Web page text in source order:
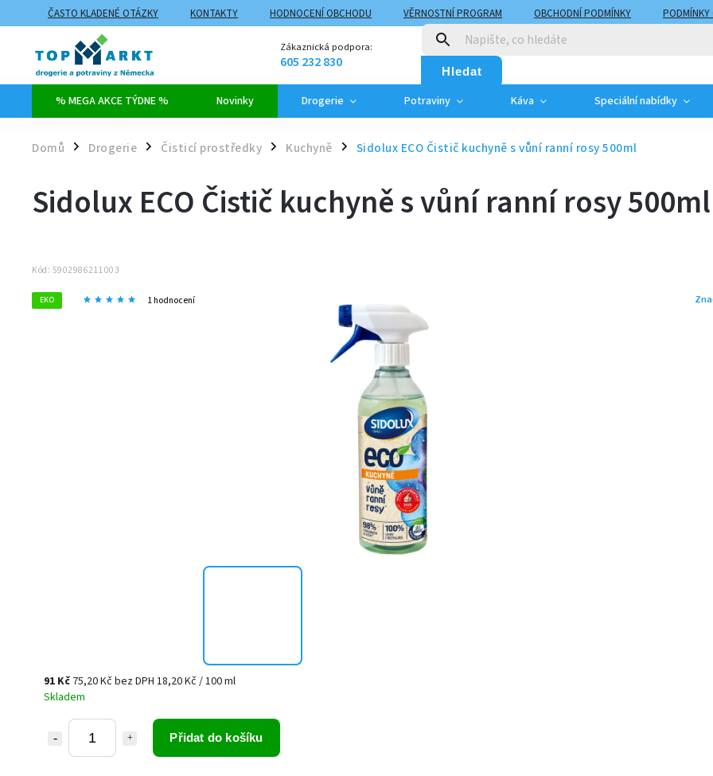
ČASTO KLADENÉ OTÁZKY KONTAKTY HODNOCENÍ OBCHODU VĚRNOSTNÍ PROGRAM OBCHODNÍ PODMÍNKY
PODMÍNKY
ZPŮSOBY DOPRAVY A PLATBY
MOJE OBJEDNÁVKA
Zákaznická podpora:
605 232 830 Hledat
% MEGA AKCE TÝDNE % Novinky Drogerie Potraviny Káva Speciální nabídky
Domů / Drogerie / Čisticí prostředky / Kuchyně / Sidolux ECO Čistič kuchyně s vůní ranní rosy 500ml
Sidolux ECO Čistič kuchyně s vůní ranní rosy 500ml
Kód: 5902986211003
EKO 1 hodnocení
91 Kč 75,20 Kč bez DPH 18,20 Kč / 100 ml
Skladem
Přidat do košíku